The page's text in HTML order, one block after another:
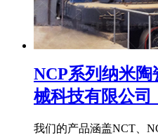
NCP系列纳米
械科技有限公司
我们的产品涵盖NCT、